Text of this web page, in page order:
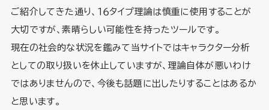
ご紹介してきた通り、１６タイプ理論は慎重に使用することが
大切ですが、素晴らしい可能性を持ったツールです。
現在の社会的な状況を鑑みて当サイトではキャラクター分析
としての取り扱いを休止していますが、理論自体が悪いわけ
ではありませんので、今後も話題に出したりすることはあるか
と思います。